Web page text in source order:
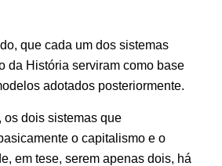
que cada um dos sistemas
da História serviram como base
adotados posteriormente.
os dois sistemas que
o capitalismo e o
em tese, serem apenas dois, há